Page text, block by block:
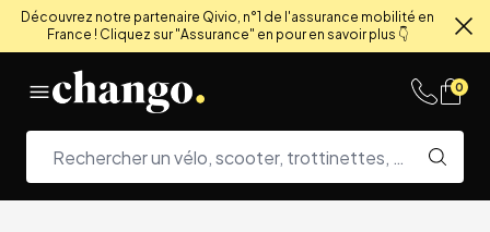
Découvrez notre partenaire Qivio, n°1 de l'assurance mobilité en
France ! Cliquez sur "Assurance" en pour en savoir plus 👇
0